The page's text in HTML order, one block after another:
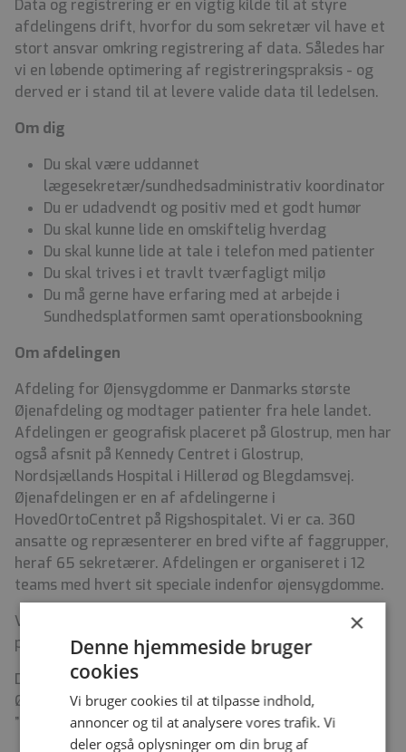
Data og registrering er en vigtig kilde til at styre
afdelingens drift, hvorfor du som sekretær vil have et
stort ansvar omkring registrering af data. Således har
vi en løbende optimering af registreringspraksis - og
derved er i stand til at levere valide data til ledelsen.
Om dig
Du skal være uddannet
lægesekretær/sundhedsadministrativ koordinator
Du er udadvendt og positiv med et godt humør
Du skal kunne lide en omskiftelig hverdag
Du skal kunne lide at tale i telefon med patienter
Du skal trives i et travlt tværfagligt miljø
Du må gerne have erfaring med at arbejde i
Sundhedsplatformen samt operationsbookning
Om afdelingen
Afdeling for Øjensygdomme er Danmarks største
Øjenafdeling og modtager patienter fra hele landet.
Afdelingen er geografisk placeret på Glostrup, men har
også afsnit på Kennedy Centret i Glostrup,
Nordsjællands Hospital i Hillerød og Blegdamsvej.
Øjenafdelingen er en af afdelingerne i
HovedOrtoCentret på Rigshospitalet. Vi er ca. 360
ansatte og repræsenterer en bred vifte af faggrupper,
heraf 65 sekretærer. Afdelingen er organiseret i 12
teams med hvert sit speciale indenfor øjensygdomme.
Vi er en travl arbejdsplads, præget af mange
patientkontakter og med mange samarbejdspartnere.
Du kan finde oplysninger om Afdeling for
Øjensygdomme på vores hjemmeside under afsnittet
”om klinikken”;Afdeling for Øjensygdomme
×
Denne hjemmeside bruger
cookies
Vi bruger cookies til at tilpasse indhold,
annoncer og til at analysere vores trafik. Vi
deler også oplysninger om din brug af